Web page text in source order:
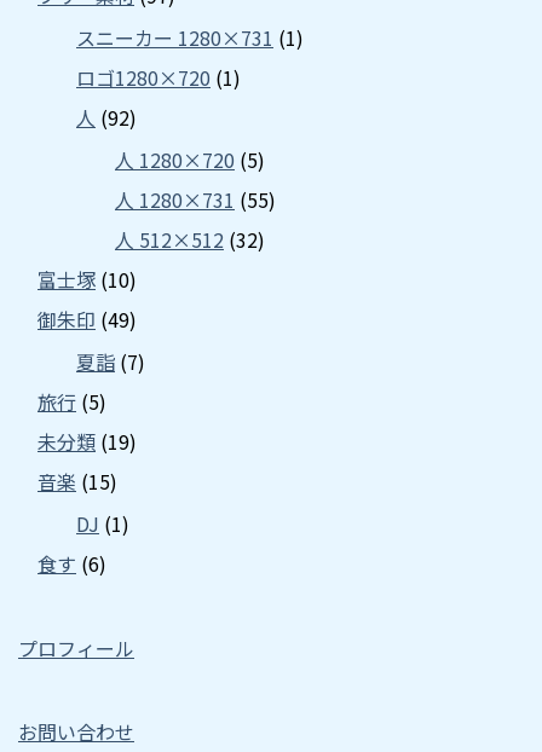
スニーカー 1280×731 (1)
ロゴ1280×720 (1)
人 (92)
人 1280×720 (5)
人 1280×731 (55)
人 512×512 (32)
富士塚 (10)
御朱印 (49)
夏詣 (7)
旅行 (5)
未分類 (19)
音楽 (15)
DJ (1)
食す (6)
プロフィール
お問い合わせ